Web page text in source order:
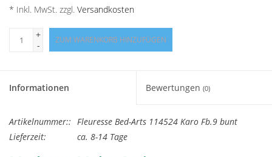
Vertrag widerrufen
* Inkl. MwSt. zzgl. Versandkosten
+
-
ZUM WARENKORB HINZUFÜGEN
Informationen Bewertungen (0)
Artikelnummer:: Fleuresse Bed-Arts 114524 Karo Fb.9 bunt
Lieferzeit:
ca. 8-14 Tage